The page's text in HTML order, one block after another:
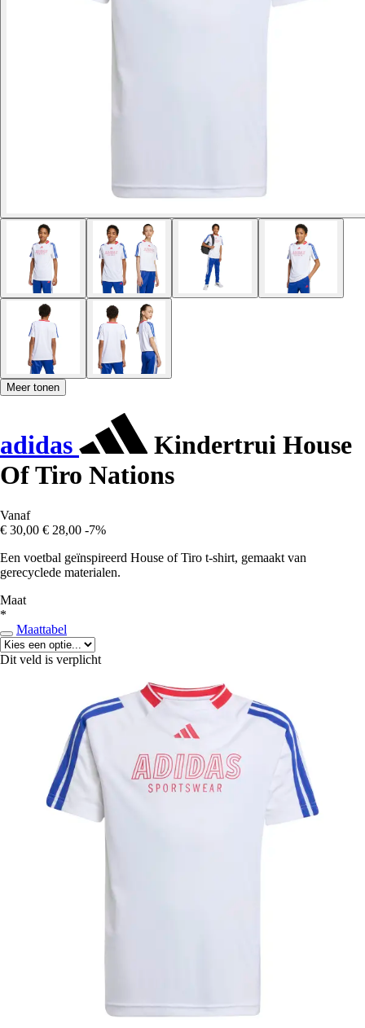
Meer tonen
adidas
Kindertrui House
Of Tiro Nations
Vanaf
€ 30,00 € 28,00 -7%
Een voetbal geïnspireerd House of Tiro t-shirt, gemaakt van
gerecyclede materialen.
Maat
*
Maattabel
Dit veld is verplicht